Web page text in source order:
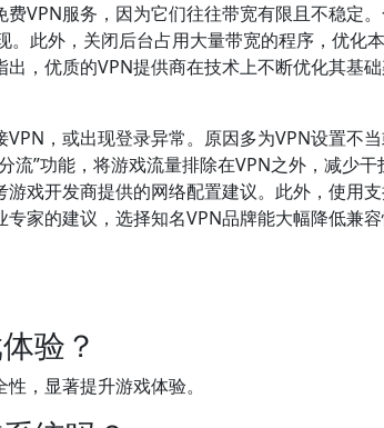
VPN服务，因为它们往往带宽有限且不稳定
此外，关闭后台占用大量带宽的程序，优化
，优质的VPN提供商在技术上不断优化其基
，或出现登录异常。原因多为VPN设置不
流”功能，将游戏流量排除在VPN之外，减少
戏开发商提供的网络配置建议。此外，使用
家的建议，选择知名VPN品牌能大幅降低兼
验？
，显著提升游戏体验。